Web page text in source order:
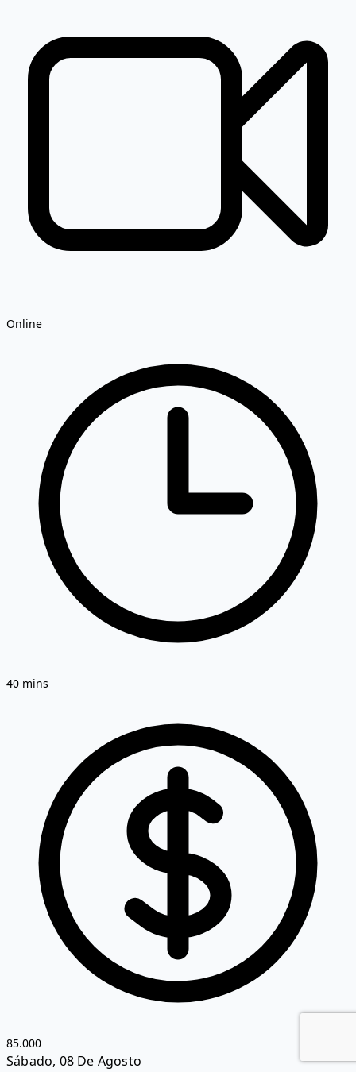
Online
40 mins
85.000
Sábado, 08 De Agosto